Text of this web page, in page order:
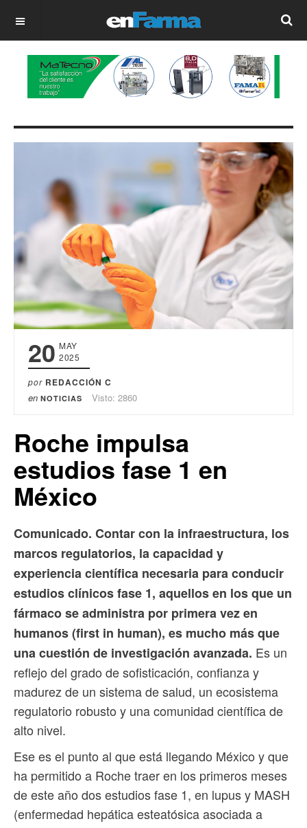
OFF CANVAS
20 MAY
2025
por REDACCIÓN C
en NOTICIAS Visto: 2860
Roche impulsa
estudios fase 1 en
México
Comunicado. Contar con la infraestructura, los
marcos regulatorios, la capacidad y
experiencia científica necesaria para conducir
estudios clínicos fase 1, aquellos en los que un
fármaco se administra por primera vez en
humanos (first in human), es mucho más que
una cuestión de investigación avanzada. Es un
reflejo del grado de sofisticación, confianza y
madurez de un sistema de salud, un ecosistema
regulatorio robusto y una comunidad científica de
alto nivel.
Ese es el punto al que está llegando México y que
ha permitido a Roche traer en los primeros meses
de este año dos estudios fase 1, en lupus y MASH
(enfermedad hepática esteatósica asociada a